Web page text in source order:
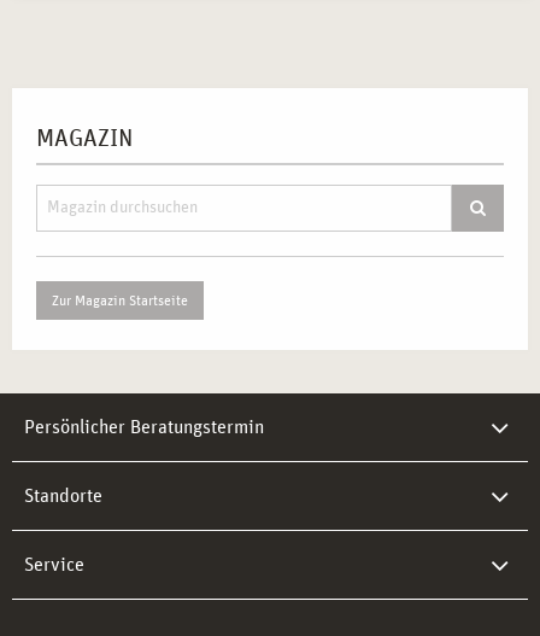
MAGAZIN
Zur Magazin Startseite
Persönlicher Beratungstermin
Standorte
Service